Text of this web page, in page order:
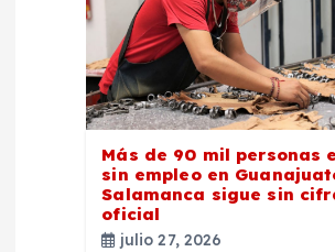
Más de 90 mil personas
sin empleo en
Salamanca sigue sin
oficial
julio 27, 2026